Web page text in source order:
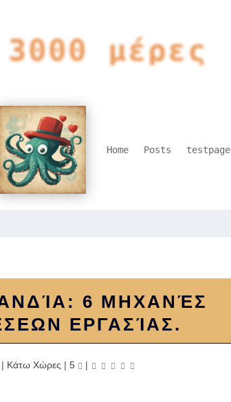
3000 μέρες
Home Posts testpage
6 ΜΗΧΑΝΈΣ
ΕΡΓΑΣΊΑΣ.
| Κάτω Χώρες | 5 |